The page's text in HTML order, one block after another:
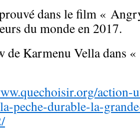
dans le film «
du monde en 2017.
de Karmenu Vella dans
action-
peche-durable-la-